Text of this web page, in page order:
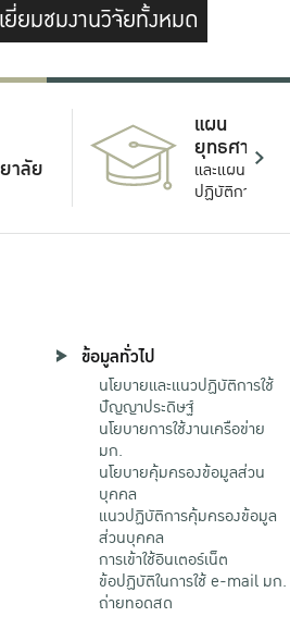
เยี่ยมชมงานวิจัยทั้งหมด
าลัย
แผน
ยุทธศาสตร์
และแผน
ปฏิบัติการ
ข้อมูลทั่วไป
นโยบายและแนวปฏิบัติการใช้
ปัญญาประดิษฐ์
นโยบายการใช้งานเครือข่าย
มก.
นโยบายคุ้มครองข้อมูลส่วน
บุคคล
แนวปฏิบัติการคุ้มครองข้อมูล
ส่วนบุคคล
การเข้าใช้อินเตอร์เน็ต
ข้อปฏิบัติในการใช้ e-mail มก.
ถ่ายทอดสด